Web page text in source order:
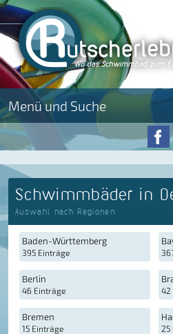
Menü und Suche
Schwimmbäder in
Auswahl nach Regionen
Baden-Württemberg
395 Einträge
Berlin
46 Einträge 42
Bremen
15 Einträge 25